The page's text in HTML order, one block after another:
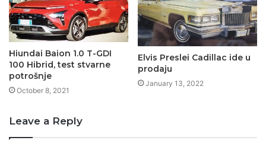
Hiundai Baion 1.0 T-GDI
100 Hibrid, test stvarne
potrošnje
October 8, 2021
Elvis Preslei Cadillac ide u
prodaju
January 13, 2022
Leave a Reply